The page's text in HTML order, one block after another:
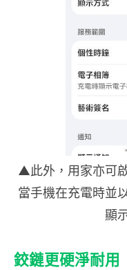
▲此外，用家亦可
當手機在充電時並
顯
鉸鏈更硬淨耐用